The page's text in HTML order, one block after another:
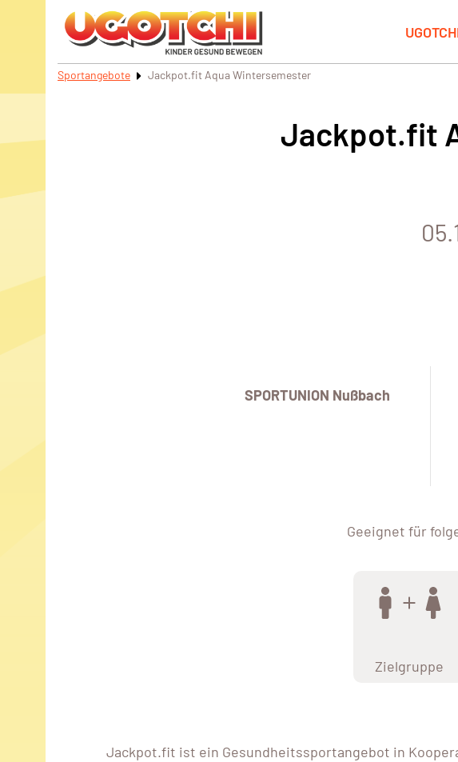
Sportangebote Jackpot.fit Aqua Wintersemester
Jackpot.fit
SPORTUNION Nußbach
Geeignet für
Zielgruppe
Jackpot.fit ist ein Gesundheitssportangebot in